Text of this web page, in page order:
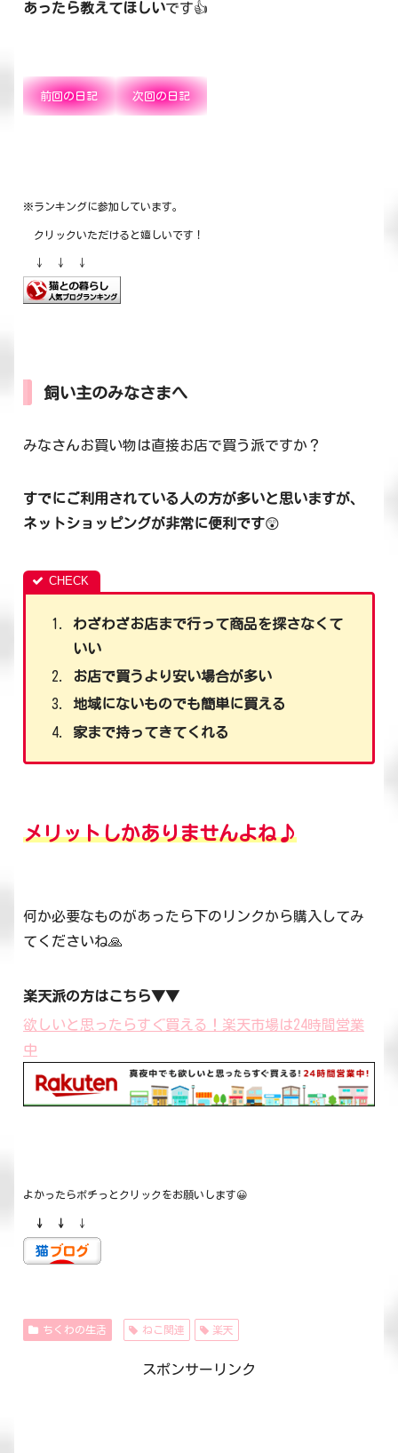
あったら教えてほしいです👍
前回の日記 次回の日記
※ランキングに参加しています。
クリックいただけると嬉しいです！
↓ ↓ ↓
飼い主のみなさまへ
みなさんお買い物は直接お店で買う派ですか？
すでにご利用されている人の方が多いと思いますが、
ネットショッピングが非常に便利です😲
わざわざお店まで行って商品を探さなくて
いい
お店で買うより安い場合が多い
地域にないものでも簡単に買える
家まで持ってきてくれる
メリットしかありませんよね♪
何か必要なものがあったら下のリンクから購入してみ
てくださいね🙏
楽天派の方はこちら▼▼
欲しいと思ったらすぐ買える！楽天市場は24時間営業
中
よかったらポチっとクリックをお願いします😀
↓ ↓ ↓
ちくわの生活 ねこ関連 楽天
スポンサーリンク